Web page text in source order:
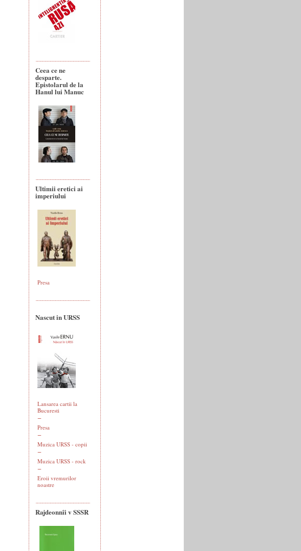
Ceea ce ne
desparte.
Epistolarul de la
Hanul lui Manuc
Ultimii eretici ai
imperiului
Presa
Nascut in URSS
Lansarea cartii la
Bucuresti
Presa
Muzica URSS - copii
Muzica URSS - rock
Eroii vremurilor
noastre
Rajdeonnîi v SSSR